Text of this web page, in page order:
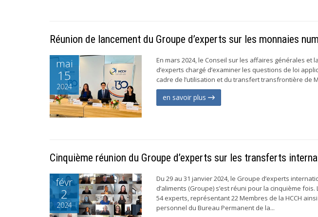
Réunion de lancement du Groupe d’experts sur les monnaies
mai
15
2024
En mars 2024, le Conseil sur les affaires générales et
d’experts chargé d’examiner les questions de loi
cadre de l’utilisation et du transfert transfrontière de
en savoir plus
Cinquième réunion du Groupe d’experts sur les transferts
févr
2
2024
Du 29 au 31 janvier 2024, le Groupe d’experts
d’aliments (Groupe) s’est réuni pour la cinquième
54 experts, représentant 22 Membres de la HCCH
personnel du Bureau Permanent de la...